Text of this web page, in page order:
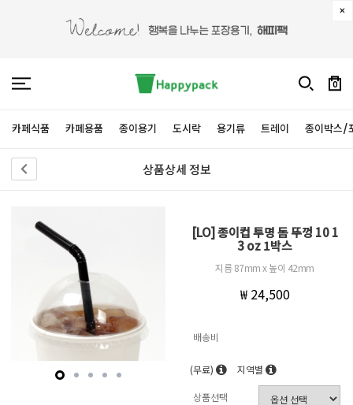
0
카페식품 카페용품 종이용기 도시락 용기류 트레이 종이박스/
상품상세 정보
[LO] 종이컵 투명 돔 뚜껑 10 1
3 oz 1박스
지름 87mm x 높이 42mm
₩ 24,500
배송비
(무료) 지역별
상품선택